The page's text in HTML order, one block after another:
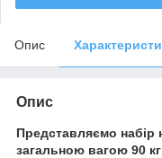
Опис
Опис
Представляємо набір
загальною вагою 90 кг